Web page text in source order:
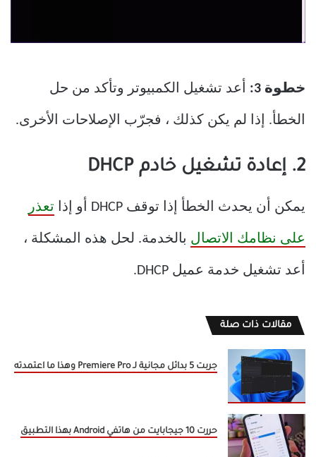
خطوة 3: أعد تشغيل الكمبيوتر وتأكد من حل
الخطأ. إذا لم يكن كذلك ، فجرّب الإصلاحات الأخرى.
2. إعادة تشغيل خادم DHCP
يمكن أن يحدث الخطأ إذا توقف DHCP أو إذا تعذر
على نظامك الاتصال بالخدمة. لحل هذه المشكلة ،
أعد تشغيل خدمة عميل DHCP.
مقالات ذات صلة
جربت 5 بدائل مجانية لـ Premiere Pro وهذا ما اعتمدته
حررت 10 جيجابايت من هاتفي Android بهذا التطبيق